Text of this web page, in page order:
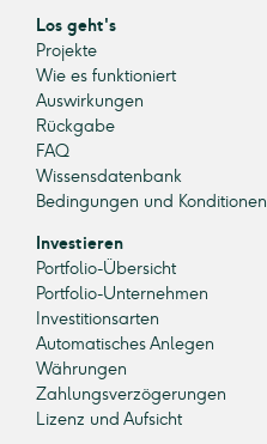
Los geht's
Projekte
Wie es funktioniert
Auswirkungen
Rückgabe
FAQ
Wissensdatenbank
Bedingungen und Konditionen
Investieren
Portfolio-Übersicht
Portfolio-Unternehmen
Investitionsarten
Automatisches Anlegen
Währungen
Zahlungsverzögerungen
Lizenz und Aufsicht